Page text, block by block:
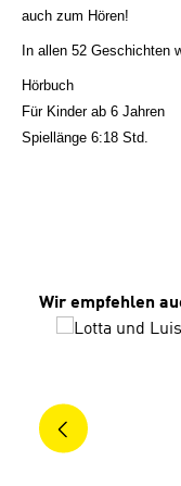
auch zum Hören!
In allen 52 Geschichten
Hörbuch
Für Kinder ab 6 Jahren
Spiellänge 6:18 Std.
Produktgalerie
Wir empfehlen